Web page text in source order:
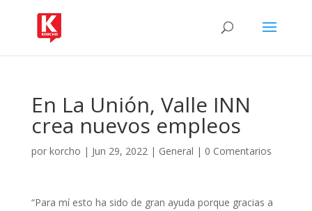
En La Unión, Valle INN
crea nuevos empleos
por korcho | Jun 29, 2022| General | 0 Comentarios
“Para mí esto ha sido de gran ayuda porque gracias a